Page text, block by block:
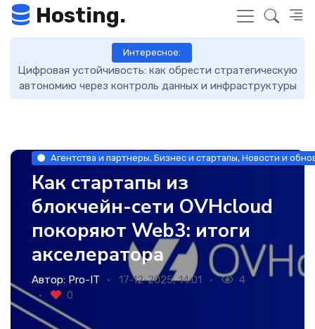
Hosting.
Интересное:
как обрести стратегическую
данных и инфраструктуры
DNS-записи: что это
Агентства и партнеры, Бизнес и стартапы, Новости и
Как стартапы из
блокчейн-сети OVHcloud
покоряют Web3: итоги
акселератора
Автор: Pro-IT 17-12-2025, 14:01
4
0